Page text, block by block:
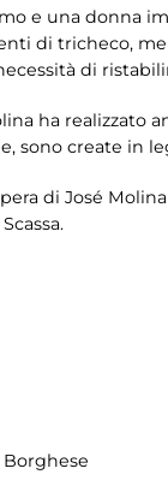
e una donna
di tricheco,
di
ha realizzato
sono create in
di José